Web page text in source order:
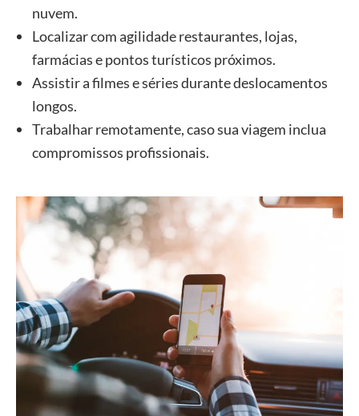
nuvem.
Localizar com agilidade restaurantes, lojas,
farmácias e pontos turísticos próximos.
Assistir a filmes e séries durante deslocamentos
longos.
Trabalhar remotamente, caso sua viagem inclua
compromissos profissionais.